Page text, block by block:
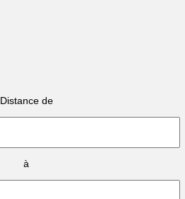
Distance de
à